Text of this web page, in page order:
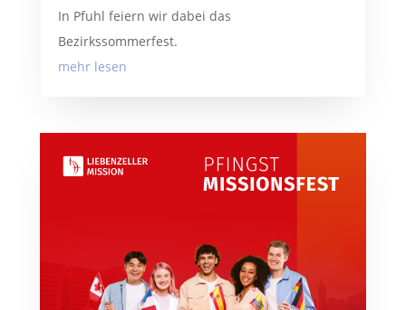
In Pfuhl feiern wir dabei das
Bezirkssommerfest.
mehr lesen